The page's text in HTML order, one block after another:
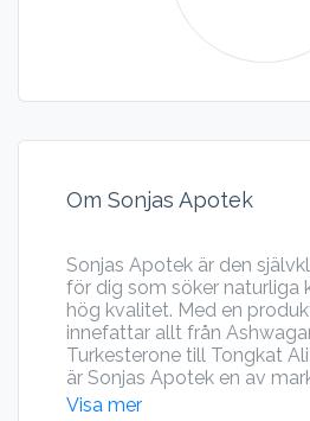
Om Sonjas Apotek
Sonjas Apotek är den
för dig som söker
hög kvalitet. Med en
innefattar allt från
Turkesterone till Tongkat
är Sonjas Apotek en av
aktörer inom naturlig hälsa.
Visa mer